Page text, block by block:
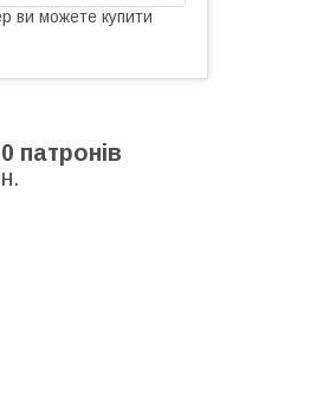
ви можете купити
патронів